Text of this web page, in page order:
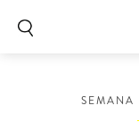
SEMANA